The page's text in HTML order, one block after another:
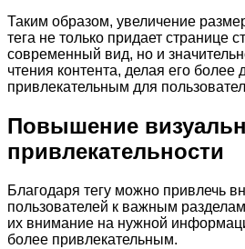
Таким образом, увеличение
тега не только придает странице
современный вид, но и
чтения контента, делая его более
привлекательным для
Повышение
привлекательности
Благодаря тегу можно привлечь
пользователей к важным
их внимание на нужной
более привлекательным.